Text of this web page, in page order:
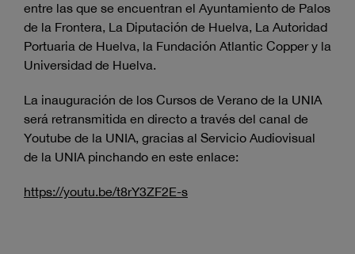
entre las que se encuentran el Ayuntamiento de Palos
de la Frontera, La Diputación de Huelva, La Autoridad
Portuaria de Huelva, la Fundación Atlantic Copper y la
Universidad de Huelva.
La inauguración de los Cursos de Verano de la UNIA
será retransmitida en directo a través del canal de
Youtube de la UNIA, gracias al Servicio Audiovisual
de la UNIA pinchando en este enlace:
https://youtu.be/t8rY3ZF2E-s